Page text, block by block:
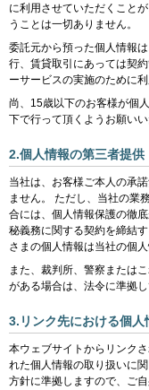
に利用させていただくこと
うことは一切ありません。
委託元から預った個人情報
行、賃貸取引にあっては契
ーサービスの実施のために
尚、15歳以下のお客様が個
下で行って頂くようお願いい
2.個人情報の第三者提供
当社は、お客様ご本人の承
ません。 ただし、当社の業
合には、個人情報保護の徹
秘義務に関する契約を締結
さまの個人情報は当社の個
また、裁判所、警察または
がある場合は、法令に準拠
3.リンク先における個人
本ウェブサイトからリンク
れた個人情報の取り扱いに
方針に準拠しますので、ご自